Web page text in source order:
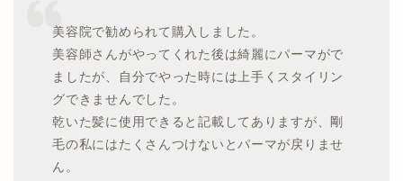
美容院で勧められて購入しました。
美容師さんがやってくれた後は綺麗にパーマがで
ましたが、自分でやった時には上手くスタイリン
グできませんでした。
乾いた髪に使用できると記載してありますが、剛
毛の私にはたくさんつけないとパーマが戻りませ
ん。